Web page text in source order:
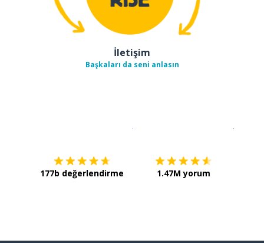
İletişim
Başkaları da seni anlasın
177b değerlendirme 1.47M yorum